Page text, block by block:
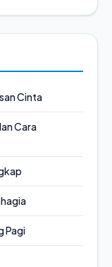
Cinta
Cara
Pagi